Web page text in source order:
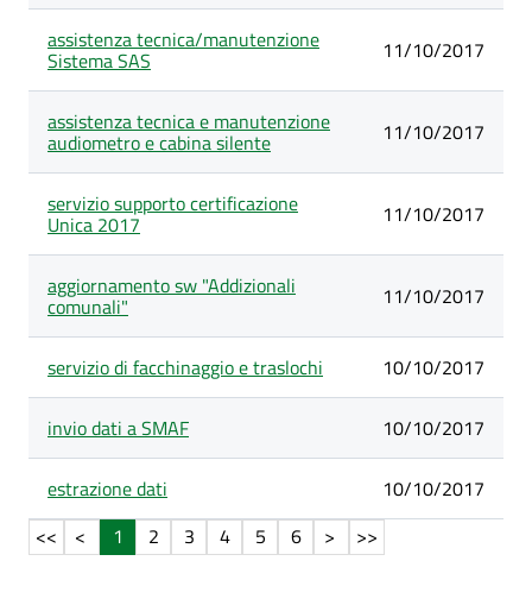
assistenza tecnica/manutenzione
Sistema SAS 11/10/2017
assistenza tecnica e manutenzione
audiometro e cabina silente 11/10/2017
servizio supporto certificazione
Unica 2017 11/10/2017
aggiornamento sw "Addizionali
comunali" 11/10/2017
servizio di facchinaggio e traslochi 10/10/2017
invio dati a SMAF 10/10/2017
estrazione dati
10/10/2017
1
2 3 4 5 6